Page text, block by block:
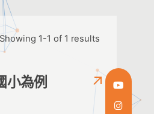
Showing 1-1 of 1 results
小為例